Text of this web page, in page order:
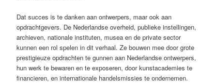
Dat succes is te danken aan ontwerpers, maar ook aan
opdrachtgevers. De Nederlandse overheid, publieke instellingen,
archieven, nationale instituten, musea en de private sector
kunnen een rol spelen in dit verhaal. Ze bouwen mee door grote
prestigieuze opdrachten te gunnen aan Nederlandse ontwerpers,
hun werk te bewaren en te exposeren, door kunstacademies te
financieren, en internationale handelsmissies te ondernemen.